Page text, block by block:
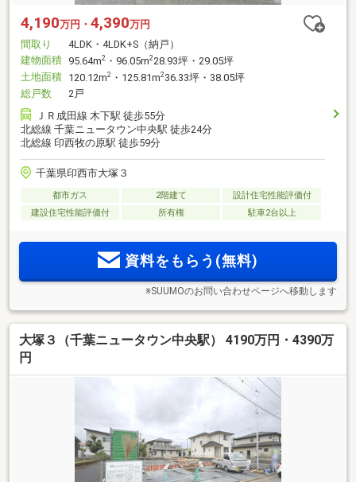
4,190万円・ 4,390万円
間取り
4LDK・4LDK+S（納戸）
建物面積 95.64m2 ・96.05m228.93坪・29.05坪
土地面積 120.12m2 ・125.81m2 36.33坪・38.05坪
総戸数
2戸
ＪＲ成田線 木下駅 徒歩55分
北総線 千葉ニュータウン中央駅 徒歩24分
北総線 印西牧の原駅 徒歩59分
千葉県印西市大塚３
都市ガス 2階建て
設計住宅性能評価付
建設住宅性能評価付
所有権 駐車2台以上
資料をもらう(無料)
※SUUMOのお問い合わせページへ移動します
大塚３（千葉ニュータウン中央駅） 4190万円・4390万
円